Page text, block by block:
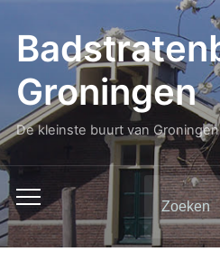
Groningen
De kleinste buurt van
Toggle
mobiel
menu
Zoeken
naar: